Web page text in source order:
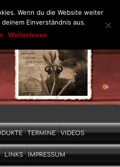
TERMINE VIDEOS
LINKS IMPRESSUM
Wenn du die Website weiter
Einverständnis aus.
Weiterlesen